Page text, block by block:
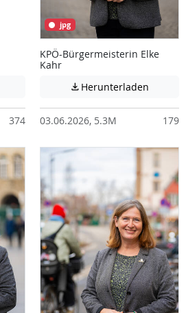
Achtung: Diese Datei enthält unter
374
jpg
KPÖ-Bürgermeisterin Elke
Kahr
 Herunterladen
03.06.2026, 5.3M 179